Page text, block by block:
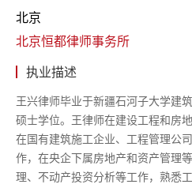
北京
北京恒都律师事务所
执业描述
王兴律师毕业于新疆石河子大学建
硕士学位。 王律师在建设工程和房
在国有建筑施工企业、工程管理公
作，在央企下属房地产和资产管理
理、不动产投资分析等工作，熟悉